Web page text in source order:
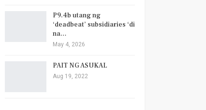
P9.4b utang ng
‘deadbeat’ subsidiaries ‘di
na…
May 4, 2026
PAIT NG ASUKAL
Aug 19, 2022